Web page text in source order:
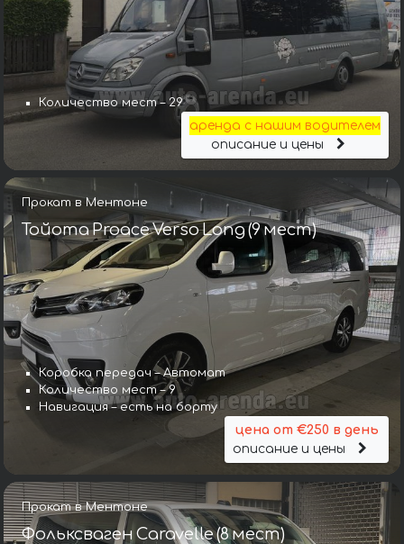
Количество мест – 29
аренда с нашим водителем
описание и цены
Прокат в Ментоне
Тойота Proace Verso Long (9 мест)
Коробка передач – Автомат
Количество мест – 9
Навигация – есть на борту
цена от €250 в день
описание и цены
Прокат в Ментоне
Фольксваген Caravelle (8 мест)